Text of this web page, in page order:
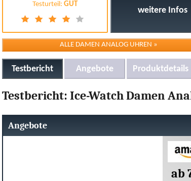
Testurteil: GUT
Testbericht: Ice-Watch Damen
Angebote
ab